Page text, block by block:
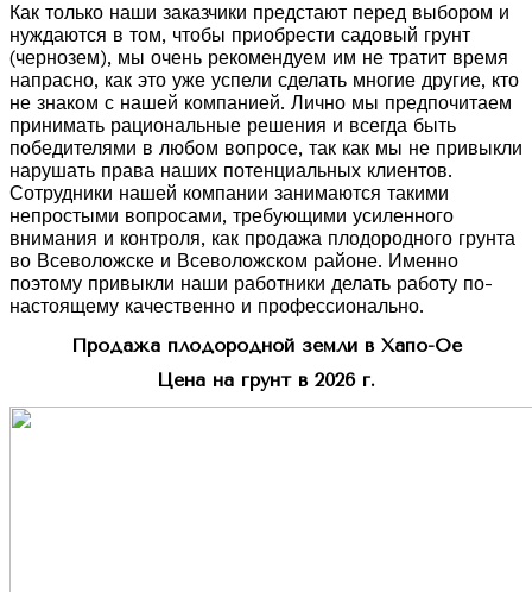
Как только наши заказчики предстают перед выбором и
нуждаются в том, чтобы приобрести садовый грунт
(чернозем), мы очень рекомендуем им не тратит время
напрасно, как это уже успели сделать многие другие, кто
не знаком с нашей компанией. Лично мы предпочитаем
принимать рациональные решения и всегда быть
победителями в любом вопросе, так как мы не привыкли
нарушать права наших потенциальных клиентов.
Сотрудники нашей компании занимаются такими
непростыми вопросами, требующими усиленного
внимания и контроля, как продажа плодородного грунта
во Всеволожске и Всеволожском районе. Именно
поэтому привыкли наши работники делать работу по-
настоящему качественно и профессионально.
Продажа плодородной земли в Хапо-Ое
Цена на грунт в 2026 г.